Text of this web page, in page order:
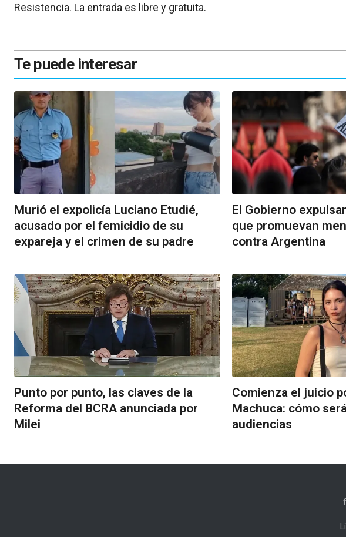
Resistencia. La entrada es libre y gratuita.
Te puede interesar
Murió el expolicía Luciano Etudié,
acusado por el femicidio de su
expareja y el crimen de su padre
El Gobierno
que promuevan
contra Argentina
Punto por punto, las claves de la
Reforma del BCRA anunciada por
Milei
Comienza el juicio
Machuca: cómo
audiencias